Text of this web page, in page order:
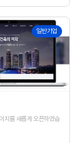
일반기업
지를 새롭게 오픈하였습니다.